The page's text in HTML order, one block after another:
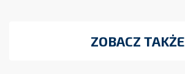
ZOBACZ TAKŻE